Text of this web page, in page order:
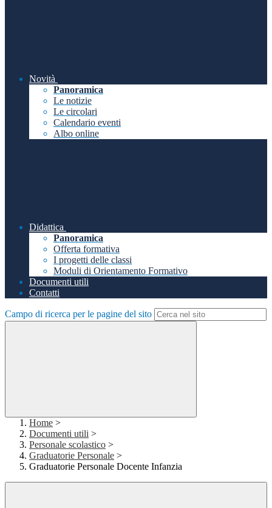
Novità
Panoramica
Le notizie
Le circolari
Calendario eventi
Albo online
Didattica
Panoramica
Offerta formativa
I progetti delle classi
Moduli di Orientamento Formativo
Documenti utili
Contatti
Campo di ricerca per le pagine del sito
Home >
Documenti utili >
Personale scolastico >
Graduatorie Personale >
Graduatorie Personale Docente Infanzia